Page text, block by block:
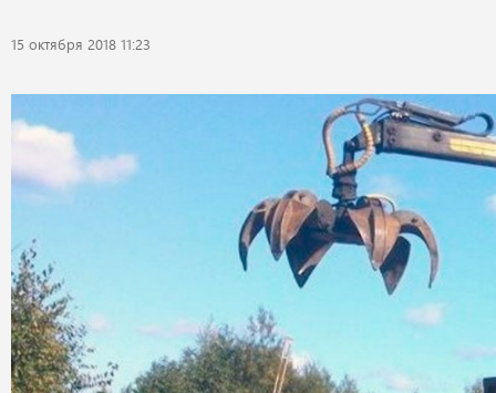
15 октября 2018 11:23